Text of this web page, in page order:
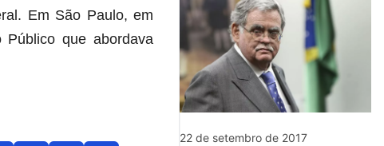
Em São Paulo, em
que abordava
22 de setembro de 2017